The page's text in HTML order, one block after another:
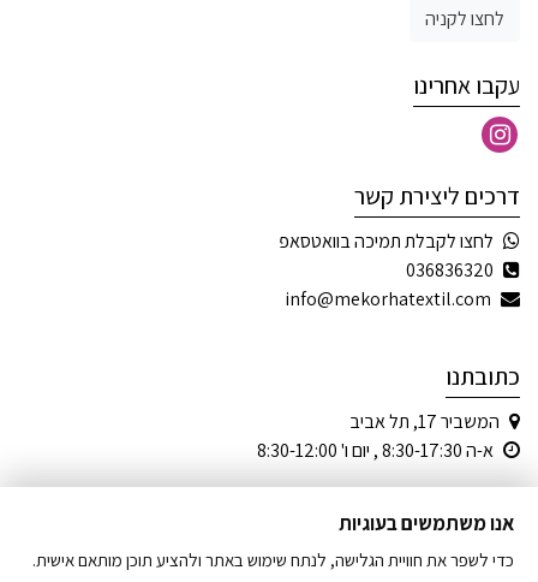
לחצו לקניה
עקבו אחרינו
דרכים ליצירת קשר
לחצו לקבלת תמיכה בוואטסאפ
036836320
info@mekorhatextil.com
כתובתנו
המשביר 17, תל אביב
א-ה 8:30-17:30 , יום ו' 8:30-12:00
אנו משתמשים בעוגיות
כדי לשפר את חוויית הגלישה, לנתח שימוש באתר ולהציע תוכן מותאם אישית.